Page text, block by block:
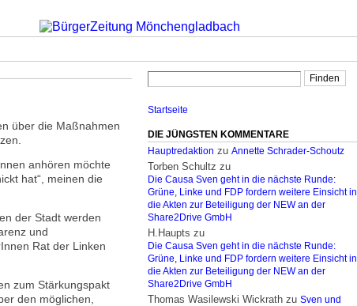
über die Maßnahmen
anhören möchte
hat“, meinen die
der Stadt werden
und
Rat der Linken
zum Stärkungspakt
den möglichen,
Startseite
DIE JÜNGSTEN KOMMENTARE
Hauptredaktion zu Annette Schrader-Schoutz
Torben Schultz zu
Die Causa Sven geht in die nächste Runde:
Grüne, Linke und FDP fordern weitere Einsicht in
die Akten zur Beteiligung der NEW an der
Share2Drive GmbH
H.Haupts zu
Die Causa Sven geht in die nächste Runde:
Grüne, Linke und FDP fordern weitere Einsicht in
die Akten zur Beteiligung der NEW an der
Share2Drive GmbH
Thomas Wasilewski Wickrath zu Sven und